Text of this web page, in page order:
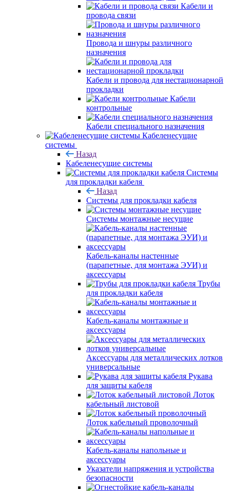
Кабели и
провода связи
Провода и шнуры различного
назначения
Кабели и провода для нестационарной
прокладки
Кабели
контрольные
Кабели специального назначения
Кабеленесущие
системы
Назад
Кабеленесущие системы
Системы
для прокладки кабеля
Назад
Системы для прокладки кабеля
Системы монтажные несущие
Кабель-каналы настенные
(парапетные, для монтажа ЭУИ) и
аксессуары
Трубы
для прокладки кабеля
Кабель-каналы монтажные и
аксессуары
Аксессуары для металлических лотков
универсальные
Рукава
для защиты кабеля
Лоток
кабельный листовой
Лоток кабельный проволочный
Кабель-каналы напольные и
аксессуары
Указатели напряжения и устройства
безопасности